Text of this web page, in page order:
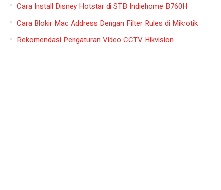
Cara Install Disney Hotstar di STB Indiehome B760H
Cara Blokir Mac Address Dengan Filter Rules di Mikrotik
Rekomendasi Pengaturan Video CCTV Hikvision